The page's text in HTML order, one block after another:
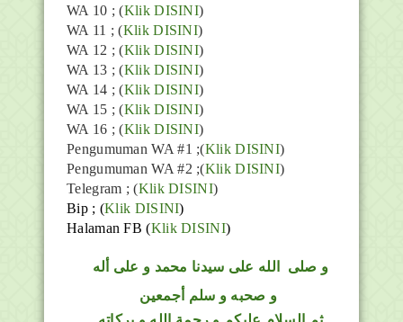
WA 10 ; (Klik DISINI)
WA 11 ; (Klik DISINI)
WA 12 ; (Klik DISINI)
WA 13 ; (Klik DISINI)
WA 14 ; (Klik DISINI)
WA 15 ; (Klik DISINI)
WA 16 ; (Klik DISINI)
Pengumuman WA #1 ;(Klik DISINI)
Pengumuman WA #2 ;(Klik DISINI)
Telegram ;(Klik DISINI)
Bip ; (Klik DISINI)
Halaman FB(Klik DISINI)
و صلى الله على سيدنا محمد و على أله
و صحبه و سلم أجمعين